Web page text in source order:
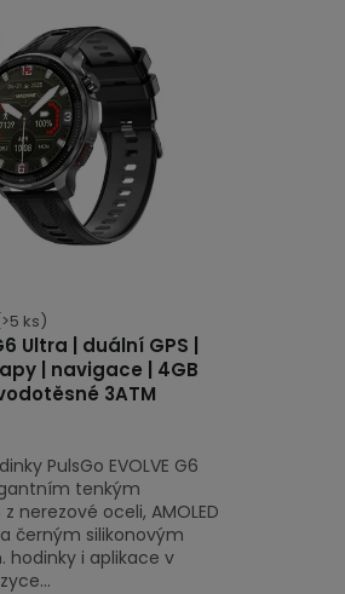
Ultra | duální GPS |
| navigace | 4GB
3ATM
ks)
PulsGo EVOLVE G6
tenkým
nerezové oceli, AMOLED
černým silikonovým
hodinky i aplikace v